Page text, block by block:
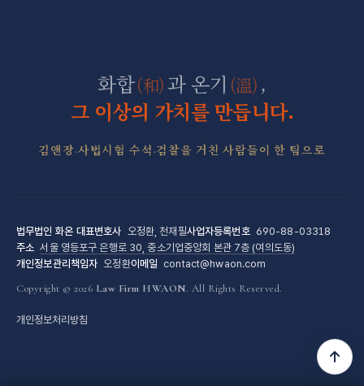
화합(和)과 온기 (溫) ,
그 이상의 가치를 만듭니다.
김앤장·사법시험 수석·검찰을 거친 사람들이 한 팀으로
법무법인 화온 대표변호사 오정환, 천재필사업자등록번호 690-88-03318
주소 서울 영등포구 은행로 30, 중소기업중앙회 본관 7층 (여의도동)
개인정보관리책임자 오정환이메일 contact@hwaon.com
Copyright © 2026 Law Firm HWAON. All Rights Reserved.
개인정보처리방침